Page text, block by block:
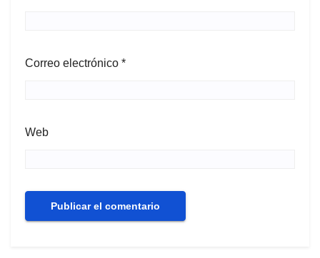
Correo electrónico *
Web